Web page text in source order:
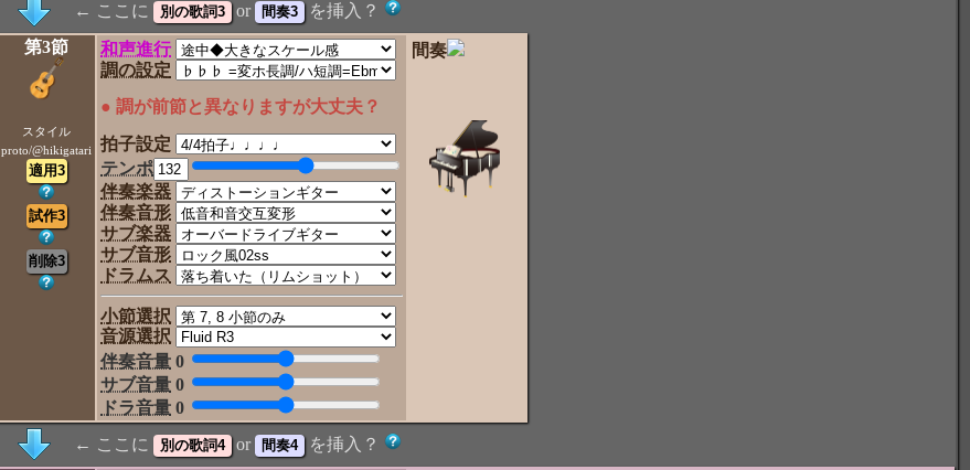
← ここに or
を挿入？
第3節
スタイル
proto/@hikigatari
和声進行
調の設定
● 調が前節と異なりますが大丈夫？
拍子設定
テンポ
伴奏楽器
伴奏音形
サブ楽器
サブ音形
ドラムス
小節選択
音源選択
伴奏音量 0
サブ音量 0
ドラ音量 0
間奏
← ここに or
を挿入？